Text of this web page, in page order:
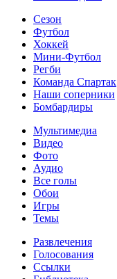
Сезон
Футбол
Хоккей
Мини-Футбол
Регби
Команда Спартак
Наши соперники
Бомбардиры
Мультимедиа
Видео
Фото
Аудио
Все голы
Обои
Игры
Темы
Развлечения
Голосования
Ссылки